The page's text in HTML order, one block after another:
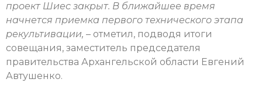
проект Шиес закрыт. В ближайшее время
начнется приемка первого технического этапа
рекультивации, – отметил, подводя итоги
совещания, заместитель председателя
правительства Архангельской области Евгений
Автушенко.